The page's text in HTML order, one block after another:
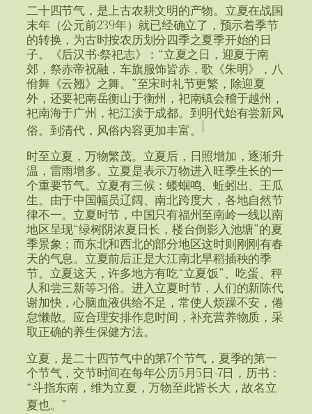
二十四节气，是上古农耕文明的产物。立夏在战国
末年（公元前239年）就已经确立了，预示着季节
的转换，为古时按农历划分四季之夏季开始的日
子。《后汉书·祭祀志》：“立夏之日，迎夏于南
郊，祭赤帝祝融，车旗服饰皆赤，歌《朱明》，八
佾舞《云翘》之舞。”至宋时礼节更繁，除迎夏
外，还要祀南岳衡山于衡州，祀南镇会稽于越州，
祀南海于广州，祀江渎于成都。到明代始有尝新风
俗。到清代，风俗内容更加丰富。 ]
时至立夏，万物繁茂。立夏后，日照增加，逐渐升
温，雷雨增多。立夏是表示万物进入旺季生长的一
个重要节气。立夏有三候：蝼蝈鸣、蚯蚓出、王瓜
生。由于中国幅员辽阔、南北跨度大，各地自然节
律不一。立夏时节，中国只有福州至南岭一线以南
地区呈现“绿树阴浓夏日长，楼台倒影入池塘”的夏
季景象；而东北和西北的部分地区这时则刚刚有春
天的气息。立夏前后正是大江南北早稻插秧的季
节。立夏这天，许多地方有吃“立夏饭”、吃蛋、秤
人和尝三新等习俗。进入立夏时节，人们的新陈代
谢加快，心脑血液供给不足，常使人烦躁不安，倦
怠懒散。应合理安排作息时间，补充营养物质，采
取正确的养生保健方法。
立夏，是二十四节气中的第7个节气，夏季的第一
个节气，交节时间在每年公历5月5日-7日，历书：
“斗指东南，维为立夏，万物至此皆长大，故名立
夏也。”